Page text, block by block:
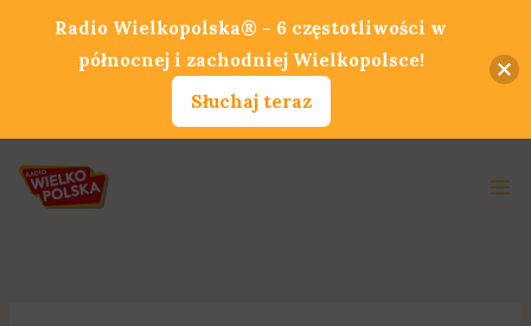
Radio Wielkopolska® - 6 częstotliwości w
północnej i zachodniej Wielkopolsce!
Słuchaj teraz